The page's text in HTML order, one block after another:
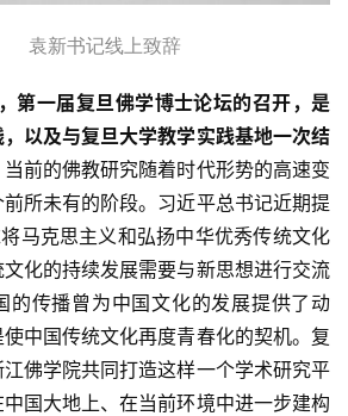
袁新书记线上致辞
第一届复旦佛学博士论坛的召开，是
以及与复旦大学教学实践基地一次结
前的佛教研究随着时代形势的高速变
所未有的阶段。习近平总书记近期提
马克思主义和弘扬中华优秀传统文化
化的持续发展需要与新思想进行交流
的传播曾为中国文化的发展提供了动
中国传统文化再度青春化的契机。复
佛学院共同打造这样一个学术研究平
国大地上、在当前环境中进一步建构